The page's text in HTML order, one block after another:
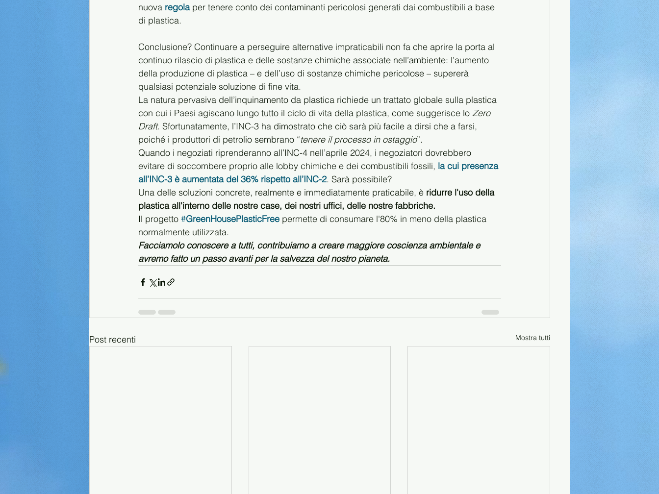
nuova regola per tenere conto dei contaminanti pericolosi generati dai combustibili a base
di plastica.
Conclusione? Continuare a perseguire alternative impraticabili non fa che aprire la porta al
continuo rilascio di plastica e delle sostanze chimiche associate nell’ambiente: l’aumento
della produzione di plastica – e dell’uso di sostanze chimiche pericolose – supererà
qualsiasi potenziale soluzione di fine vita.
La natura pervasiva dell’inquinamento da plastica richiede un trattato globale sulla plastica
con cui i Paesi agiscano lungo tutto il ciclo di vita della plastica, come suggerisce lo Zero
Draft. Sfortunatamente, l’INC-3 ha dimostrato che ciò sarà più facile a dirsi che a farsi,
poiché i produttori di petrolio sembrano “tenere il processo in ostaggio”.
Quando i negoziati riprenderanno all’INC-4 nell’aprile 2024, i negoziatori dovrebbero
evitare di soccombere proprio alle lobby chimiche e dei combustibili fossili, la cui presenza
all’INC-3 è aumentata del 36% rispetto all’INC-2. Sarà possibile?
Una delle soluzioni concrete, realmente e immediatamente praticabile, è ridurre l'uso della
plastica all'interno delle nostre case, dei nostri uffici, delle nostre fabbriche.
Il progetto #GreenHousePlasticFree permette di consumare l'80% in meno della plastica
normalmente utilizzata.
Facciamolo conoscere a tutti, contribuiamo a creare maggiore coscienza ambientale e
avremo fatto un passo avanti per la salvezza del nostro pianeta.
Post recenti Mostra tutti